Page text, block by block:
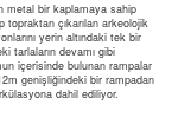
metal bir kaplamaya sahip
çıkarılan arkeolojik
yerin altındaki tek bir
tarlaların devamı gibi
içerisinde bulunan rampalar
genişliğindeki bir rampadan
dahil ediliyor.